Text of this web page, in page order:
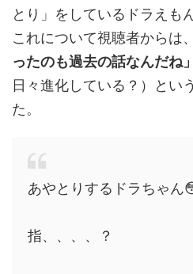
とり」をしているドラえも
これについて視聴者からは、
ったのも過去の話なんだね」
日々進化している？）とい
た。
あやとりするドラちゃん
指、、、、？